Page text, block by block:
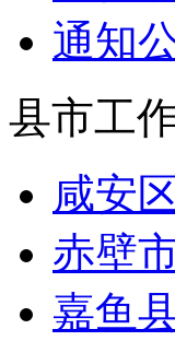
通知
县市工
咸安
赤壁
嘉鱼